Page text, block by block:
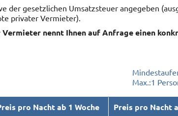
der gesetzlichen Umsatzsteuer angegeben
privater Vermieter).
nennt Ihnen auf Anfrage einen
Max.:1
pro Nacht ab 1 Woche Preis pro Nacht